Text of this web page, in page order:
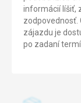
informácií líšiť,
zodpovednosť.
zájazdu je
po zadaní